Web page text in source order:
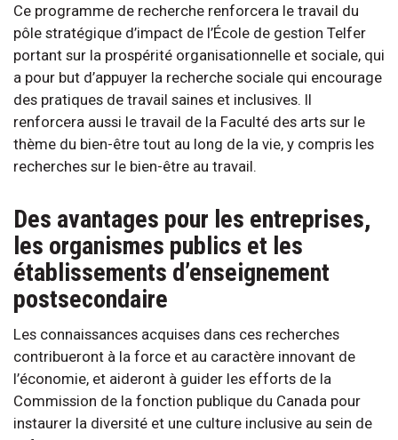
Ce programme de recherche renforcera le travail du
pôle stratégique d’impact de l’École de gestion Telfer
portant sur la prospérité organisationnelle et sociale, qui
a pour but d’appuyer la recherche sociale qui encourage
des pratiques de travail saines et inclusives. Il
renforcera aussi le travail de la Faculté des arts sur le
thème du bien-être tout au long de la vie, y compris les
recherches sur le bien-être au travail.
Des avantages pour les entreprises,
les organismes publics et les
établissements d’enseignement
postsecondaire
Les connaissances acquises dans ces recherches
contribueront à la force et au caractère innovant de
l’économie, et aideront à guider les efforts de la
Commission de la fonction publique du Canada pour
instaurer la diversité et une culture inclusive au sein de